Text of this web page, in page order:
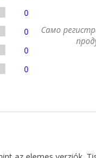
0
0
0
0
Само